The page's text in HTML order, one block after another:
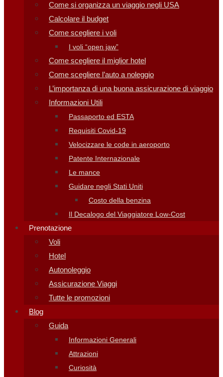
Come si organizza un viaggio negli USA
Calcolare il budget
Come scegliere i voli
I voli “open jaw”
Come scegliere il miglior hotel
Come scegliere l’auto a noleggio
L’importanza di una buona assicurazione di viaggio
Informazioni Utili
Passaporto ed ESTA
Requisiti Covid-19
Velocizzare le code in aeroporto
Patente Internazionale
Le mance
Guidare negli Stati Uniti
Costo della benzina
Il Decalogo del Viaggiatore Low-Cost
Prenotazione
Voli
Hotel
Autonoleggio
Assicurazione Viaggi
Tutte le promozioni
Blog
Guida
Informazioni Generali
Attrazioni
Curiosità